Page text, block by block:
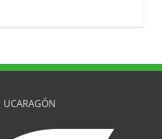
UCARAGÓN